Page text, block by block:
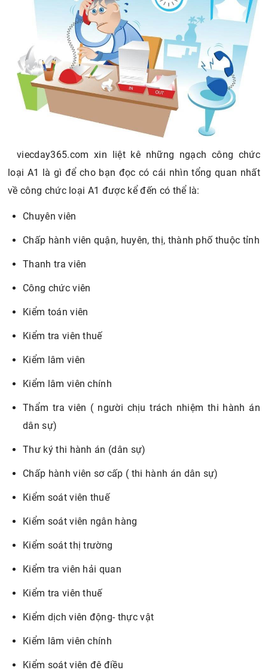
viecday365.com xin liệt kê những ngạch công chức
loại A1 là gì để cho bạn đọc có cái nhìn tổng quan nhất
về công chức loại A1 được kể đến có thể là:
Chuyên viên
Chấp hành viên quận, huyên, thị, thành phố thuộc tỉnh
Thanh tra viên
Công chức viên
Kiểm toán viên
Kiểm tra viên thuế
Kiểm lâm viên
Kiểm lâm viên chính
Thẩm tra viên ( người chịu trách nhiệm thi hành án
dân sự)
Thư ký thi hành án (dân sự)
Chấp hành viên sơ cấp ( thi hành án dân sự)
Kiểm soát viên thuế
Kiểm soát viên ngân hàng
Kiểm soát thị trường
Kiểm tra viên hải quan
Kiểm tra viên thuế
Kiểm dịch viên động- thực vật
Kiểm lâm viên chính
Kiểm soát viên đê điều